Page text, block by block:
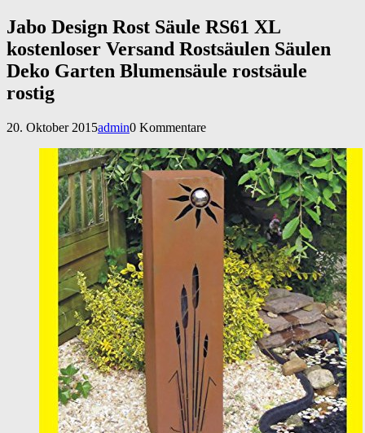
Jabo Design Rost Säule RS61 XL
kostenloser Versand Rostsäulen Säulen
Deko Garten Blumensäule rostsäule
rostig
20. Oktober 2015admin0 Kommentare